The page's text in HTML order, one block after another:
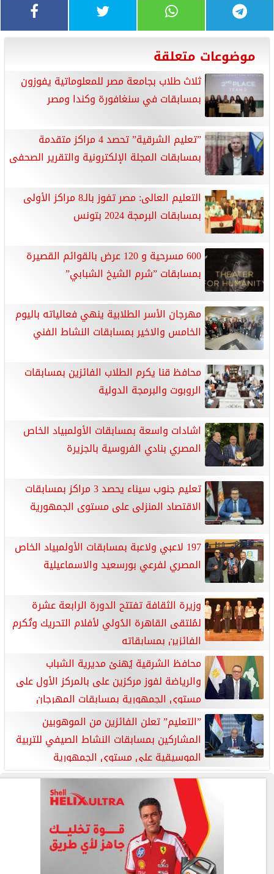
موضوعات متعلقة
ثلاث طلاب بجامعة مصر للمعلوماتية يفوزون
بمسابقات في سنغافورة وكندا ومصر
”تعليم الشرقية” تحصد 4 مراكز متقدمة
بمسابقات المجلة الإلكترونية والتقرير الصحفى
التعليم العالى: مصر تفوز بالـ8 مراكز الأولى
بمسابقات البرمجة 2024 بتونس
600 مسرحية و 120 عرض بالقوائم القصيرة
بمسابقات ”شرم الشيخ الشبابي”
مهرجان الأسر الطلابية ينهي فعالياته باليوم
الخامس والاخير بمسابقات النشاط الفني
محافظ قنا يكرم الطلاب الفائزين بمسابقات
الروبوت والبرمجة الدولية
اشادات واسعة بمسابقات الأولمبياد الخاص
المصري بنادي الفروسية بالجزيرة
تعليم جنوب سيناء يحصد 3 مراكز بمسابقات
الاقتصاد المنزلى على مستوى الجمهورية
197 لاعبي ولاعبة بمسابقات الأولمبياد الخاص
المصري لفرعي بورسعيد والاسماعيلية
وزيرة الثقافة تفتتح الدورة الرابعة عشرة
لمُلتقى القاهرة الدُولي لأفلام التحريك وتُكرم
الفائزين بمسابقاته
محافظ الشرقية يُهنئ مديرية الشباب
والرياضة لفوز مركزين على بالمركز الأول على
مستوي الجمهورية بمسابقات المهرجان
الكشفي الأول بالإسكندرية”التعليم” تعلن الفائزين من الموهوبين
المشاركين بمسابقات النشاط الصيفي للتربية
الموسيقية علي مستوي الجمهورية